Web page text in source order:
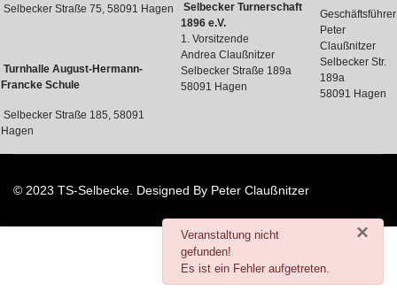
×
danger
Veranstaltung nicht
gefunden!
Es ist ein Fehler aufgetreten.
Selbecker Straße 75, 58091 Hagen
Turnhalle August-Hermann-
Francke Schule
Selbecker Straße 185, 58091
Hagen
Selbecker Turnerschaft
1896 e.V.
1. Vorsitzende
Andrea Claußnitzer
Selbecker Straße 189a
58091 Hagen
Geschäftsführer
Peter
Claußnitzer
Selbecker Str.
189a
58091 Hagen
© 2023 TS-Selbecke. Designed By Peter Claußnitzer